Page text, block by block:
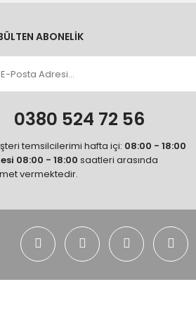
ABONELİK
0380 524 72 56
temsilcilerimi hafta içi: 08:00 - 18:00
08:00 - 18:00 saatleri arasında
vermektedir.